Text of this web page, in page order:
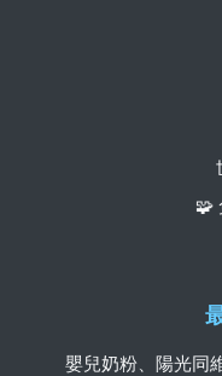
🧩
嬰兒奶粉、陽光同